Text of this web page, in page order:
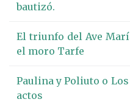
bautizó.
El triunfo del Ave
el moro Tarfe
Paulina y Poliuto o
actos